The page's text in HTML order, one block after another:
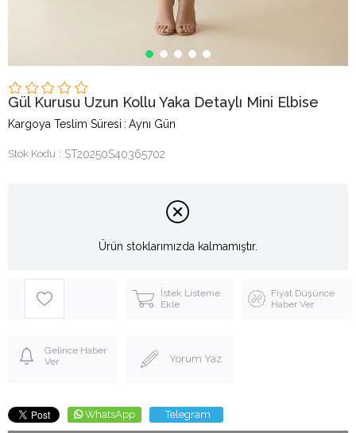
Gül Kurusu Uzun Kollu Yaka Detaylı Mini Elbise
Kargoya Teslim Süresi : Aynı Gün
Stok Kodu ST20250S40365702
Ürün stoklarımızda kalmamıştır.
İstek Listeme
Ekle
Fiyat Düşünce
Haber Ver
Gelince Haber
Ver
Yorum Yaz
WhatsApp Telegram